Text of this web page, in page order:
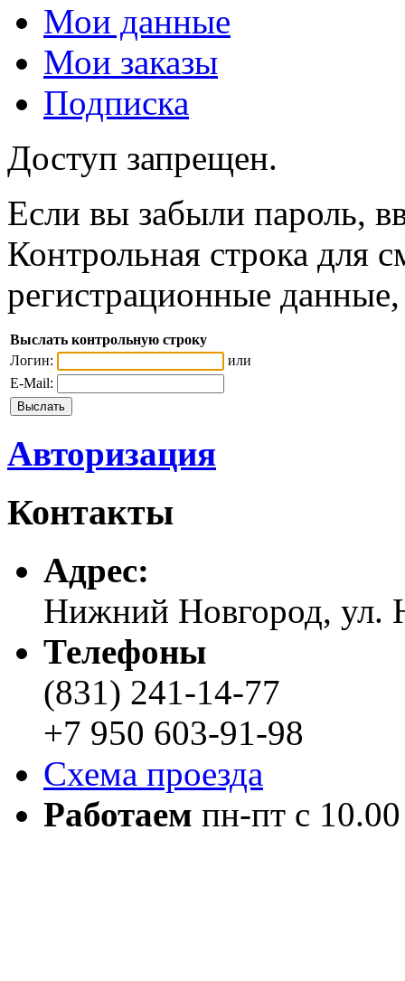
Мои данные
Мои заказы
Подписка
Доступ запрещен.
Если вы забыли пароль,
Контрольная строка для
регистрационные
Выслать контрольную строку
Логин:
или
E-Mail:
Авторизация
Контакты
Адреc:
Нижний Новгород, ул.
Телефоны
(831) 241-14-77
+7 950 603-91-98
Схема проезда
Работаем пн-пт с